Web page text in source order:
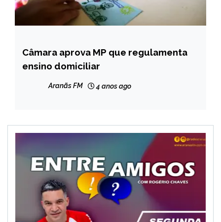
BRASIL
NOTÍCIAS
Câmara aprova MP que regulamenta
ensino domiciliar
Aranãs FM 4 anos ago